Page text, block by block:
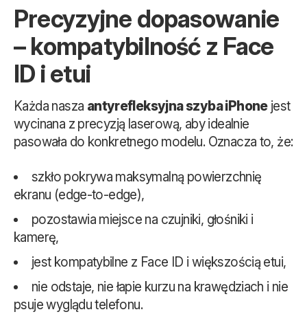
Precyzyjne dopasowanie
– kompatybilność z Face
ID i etui
Każda nasza antyrefleksyjna szyba iPhonejest
wycinana z precyzją laserową, aby idealnie
pasowała do konkretnego modelu. Oznacza to, że:
szkło pokrywa maksymalną powierzchnię
ekranu (edge-to-edge),
pozostawia miejsce na czujniki, głośniki i
kamerę,
jest kompatybilne z Face ID i większością etui,
nie odstaje, nie łapie kurzu na krawędziach i nie
psuje wyglądu telefonu.